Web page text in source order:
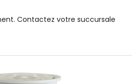
Contactez votre succursale